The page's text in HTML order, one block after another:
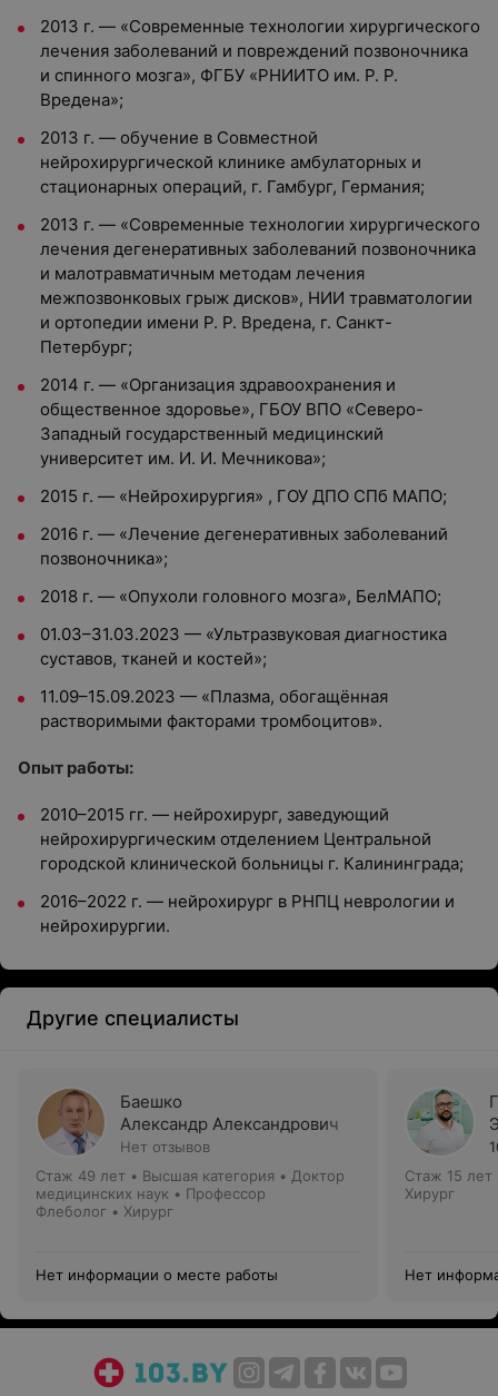
2013 г. — «Современные технологии хирургического
лечения заболеваний и повреждений позвоночника
и спинного мозга», ФГБУ «РНИИТО им. Р. Р.
Вредена»;
2013 г. — обучение в Совместной
нейрохирургической клинике амбулаторных и
стационарных операций, г. Гамбург, Германия;
2013 г. — «Современные технологии хирургического
лечения дегенеративных заболеваний позвоночника
и малотравматичным методам лечения
межпозвонковых грыж дисков», НИИ травматологии
и ортопедии имени Р. Р. Вредена, г. Санкт-
Петербург;
2014 г. — «Организация здравоохранения и
общественное здоровье», ГБОУ ВПО «Северо-
Западный государственный медицинский
университет им. И. И. Мечникова»;
2015 г. — «Нейрохирургия» , ГОУ ДПО СПб МАПО;
2016 г. — «Лечение дегенеративных заболеваний
позвоночника»;
2018 г. — «Опухоли головного мозга», БелМАПО;
01.03–31.03.2023 — «Ультразвуковая диагностика
суставов, тканей и костей»;
11.09–15.09.2023 — «Плазма, обогащённая
растворимыми факторами тромбоцитов».
Опыт работы:
2010–2015 гг. — нейрохирург, заведующий
нейрохирургическим отделением Центральной
городской клинической больницы г. Калининграда;
2016–2022 г. — нейрохирург в РНПЦ неврологии и
нейрохирургии.
Другие специалисты
Баешко
Александр Александрович
Нет отзывов
Стаж 49 лет • Высшая категория • Доктор
медицинских наук • Профессор
Флеболог • Хирург
Нет информации о месте работы
Стаж 15 лет
Хирург
Нет